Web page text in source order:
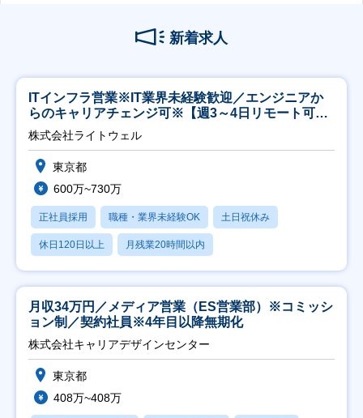
新着求人
ITインフラ営業※IT業界未経験歓迎／エンジニアか
らのキャリアチェンジ可※【週3～4日リモート可
能】
株式会社ライトウェル
東京都
600万~730万
正社員採用 職種・業界未経験OK 土日祝休み
休日120日以上 月残業20時間以内
月収34万円／メディア営業（ES営業部）※コミッシ
ョン制／契約社員※4年目以降無期化
株式会社キャリアデザインセンター
東京都
408万~408万